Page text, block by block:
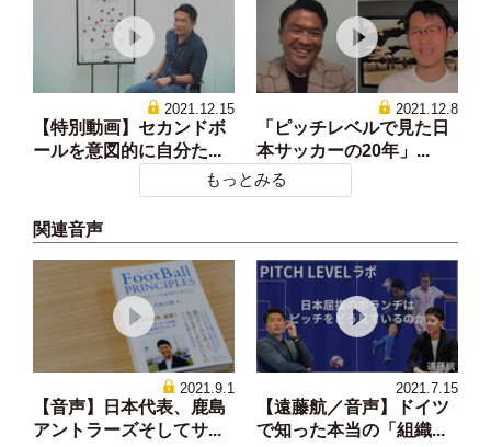
2021.12.15
【特別動画】セカンドボ
ールを意図的に自分た...
2021.12.8
「ピッチレベルで見た日
本サッカーの20年」...
もっとみる
関連音声
2021.9.1
【音声】日本代表、鹿島
アントラーズそしてサ...
2021.7.15
【遠藤航／音声】ドイツ
で知った本当の「組織...